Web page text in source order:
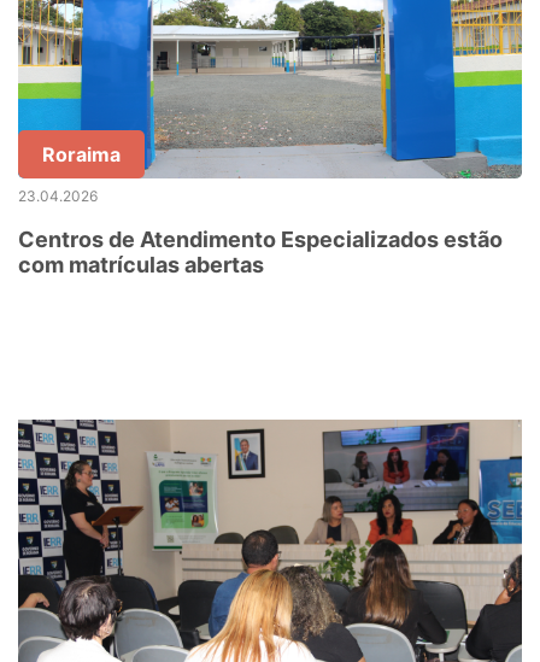
Roraima
23.04.2026
Centros de Atendimento Especializados estão
com matrículas abertas